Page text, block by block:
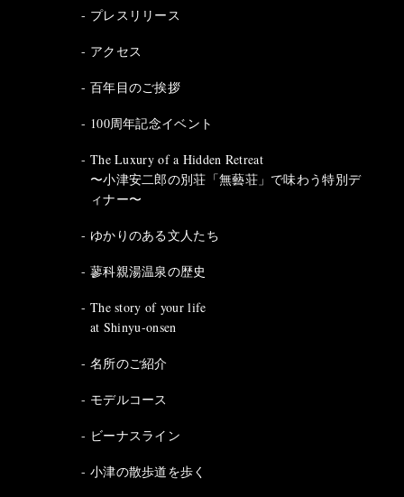
プレスリリース
アクセス
百年目のご挨拶
100周年記念イベント
The Luxury of a Hidden Retreat
〜小津安二郎の別荘「無藝荘」で味わう特別デ
ィナー〜
ゆかりのある文人たち
蓼科親湯温泉の歴史
The story of your life
at Shinyu-onsen
名所のご紹介
モデルコース
ビーナスライン
小津の散歩道を歩く